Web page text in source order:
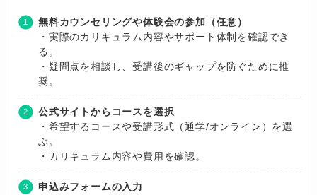
無料カウンセリングや体験会の参加（任意）
・実際のカリキュラム内容やサポート体制を確認でき
る。
・疑問点を相談し、受講後のギャップを防ぐために推
奨。
公式サイトからコースを選択
・希望するコースや受講形式（通学/オンライン）を選
ぶ。
・カリキュラム内容や費用を確認。
申込みフォームの入力